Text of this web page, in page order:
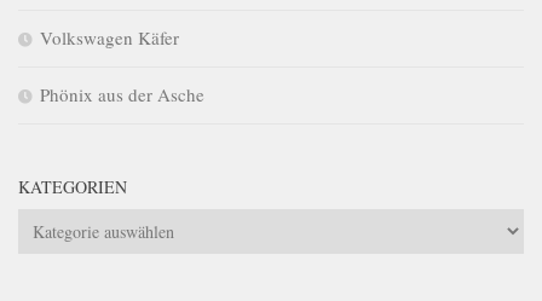
Volkswagen Käfer
Phönix aus der Asche
KATEGORIEN
Kategorien